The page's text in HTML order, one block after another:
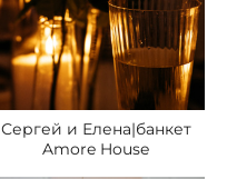
Сергей и Елена|банкет
Amore House